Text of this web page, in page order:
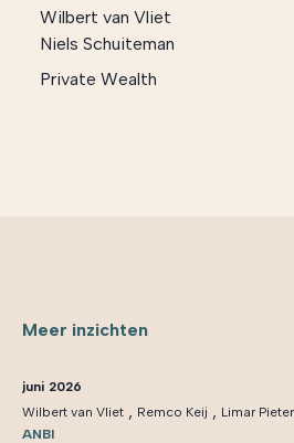
Wilbert van Vliet
Niels Schuiteman
Private Wealth
Meer inzichten
juni 2026
Wilbert van Vliet , Remco Keij , Limar
ANBI